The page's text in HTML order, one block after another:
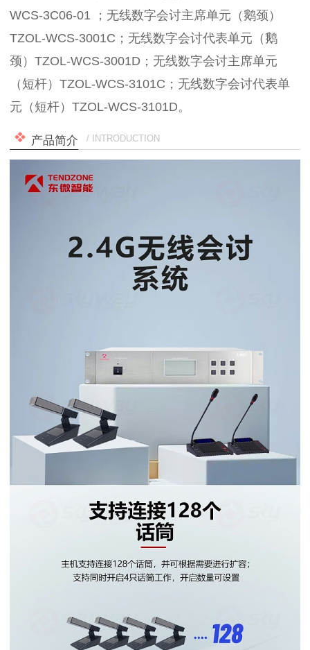
WCS-3C06-01 ；无线数字会讨主席单元（鹅颈）
TZOL-WCS-3001C；无线数字会讨代表单元（鹅
颈）TZOL-WCS-3001D；无线数字会讨主席单元
（短杆）TZOL-WCS-3101C；无线数字会讨代表单
元（短杆）TZOL-WCS-3101D。
产品简介 / INTRODUCTION